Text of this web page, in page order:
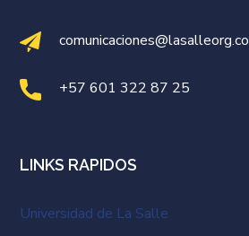
comunicaciones@lasalleorg.co
+57 601 322 87 25
LINKS RAPIDOS
Universidad de La Salle